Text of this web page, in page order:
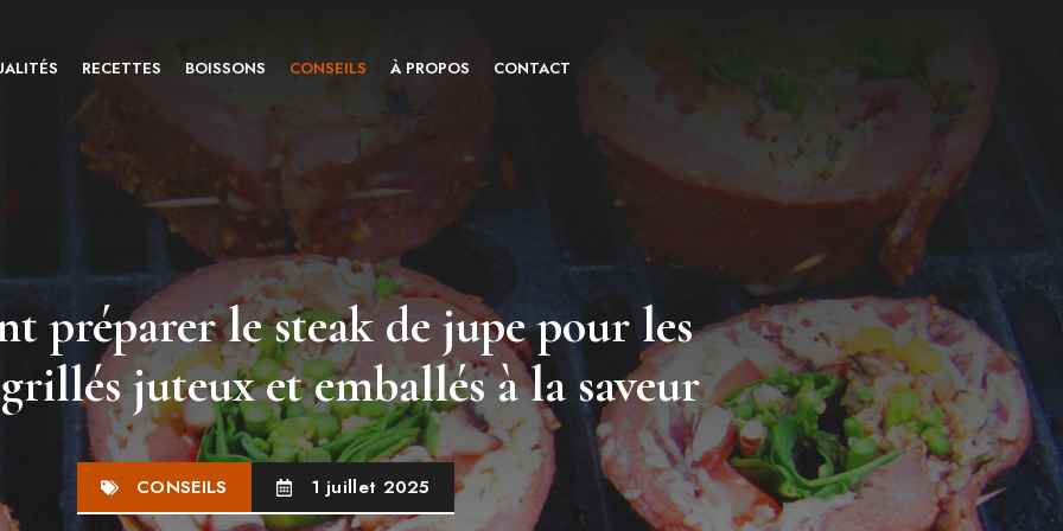
RECETTES BOISSONS CONSEILS À PROPOS CONTACT
préparer le steak de jupe pour les
juteux et emballés à la saveur
CONSEILS 1 juillet 2025